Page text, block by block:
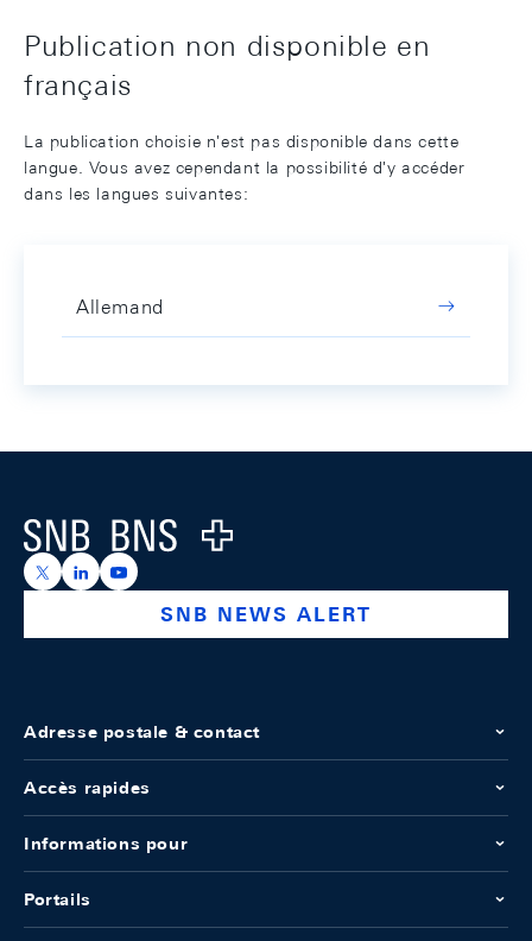
Publication non disponible en
français
La publication choisie n'est pas disponible dans cette
langue. Vous avez cependant la possibilité d'y accéder
dans les langues suivantes:
Allemand
Logo
https://x.com/snb_bns
https://ch.linkedin.com/company/swiss-national-
https://www.youtube.com/@swissnationalbank
SNB NEWS ALERT
Adresse postale & contact
Accès rapides
Informations pour
Portails